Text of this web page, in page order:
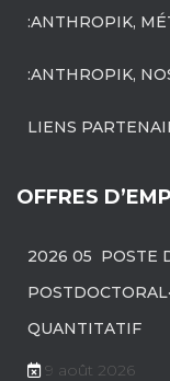
:ANTHROPIK,
:ANTHROPIK,
LIENS
OFFRES
2026 05 POSTE
QUANTITATIF
9 août 2026